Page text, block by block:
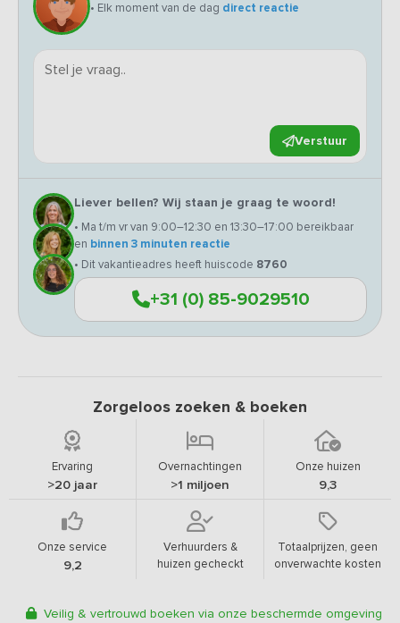
• Elk moment van de dag direct reactie
Verstuur
Liever bellen? Wij staan je graag te woord!
• Ma t/m vr van 9:00–12:30 en 13:30–17:00 bereikbaar
en binnen 3 minuten reactie
• Dit vakantieadres heeft huiscode 8760
+31 (0) 85-9029510
Zorgeloos zoeken & boeken
Ervaring
>20 jaar
Overnachtingen
>1 miljoen
Onze huizen
9,3
Onze service
9,2
Verhuurders &
huizen gecheckt
Totaalprijzen, geen
onverwachte kosten
Veilig & vertrouwd boeken via onze beschermde omgeving